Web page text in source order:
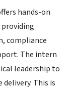
hands-on
compliance
The intern
leadership to
This is